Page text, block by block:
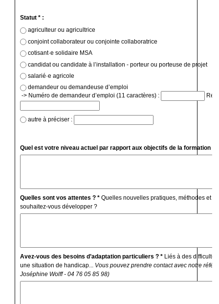
Statut * :
agriculteur ou agricultrice
conjoint collaborateur ou conjointe collaboratrice
cotisant·e solidaire MSA
candidat ou candidate à l’installation - porteur ou porteuse de projet
salarié·e agricole
demandeur ou demandeuse d’emploi
-> Numéro de demandeur d’emploi (11 caractères) :
autre à préciser :
Quel est votre niveau actuel par rapport aux objectifs de la formation ? *
Quelles sont vos attentes ? *Quelles nouvelles pratiques, méthodes et
souhaitez-vous développer ?
Avez-vous des besoins d’adaptation particuliers ? *Liés à des difficultés
une situation de handicap...
Vous pouvez prendre contact avec notre
Joséphine Wolff - 04 76 05 85 98)